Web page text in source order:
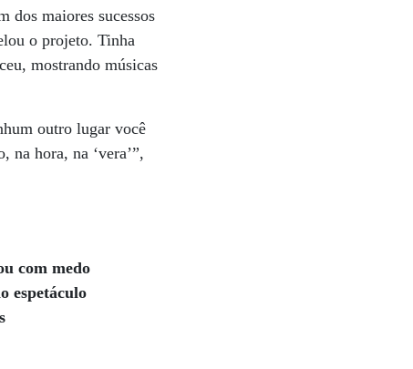
dos maiores sucessos
o projeto. Tinha
mostrando músicas
outro lugar você
na hora, na ‘vera’”,
com medo
espetáculo